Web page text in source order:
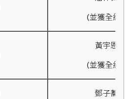
(並獲全級第
黃宇恩(樂
(並獲全級第
鄧子蕎(禮